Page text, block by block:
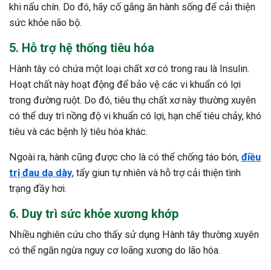
khi nấu chín. Do đó, hãy cố gắng ăn hành sống để cải thiện
sức khỏe não bộ.
5. Hỗ trợ hệ thống tiêu hóa
Hành tây có chứa một loại chất xơ có trong rau là Insulin.
Hoạt chất này hoạt động để bảo vệ các vi khuẩn có lợi
trong đường ruột. Do đó, tiêu thụ chất xơ này thường xuyên
có thể duy trì nồng độ vi khuẩn có lợi, hạn chế tiêu chảy, khó
tiêu và các bệnh lý tiêu hóa khác.
Ngoài ra, hành cũng được cho là có thể chống táo bón, điều
trị đau dạ dày, tẩy giun tự nhiên và hỗ trợ cải thiện tình
trạng đầy hơi.
6. Duy trì sức khỏe xương khớp
Nhiều nghiên cứu cho thấy sử dụng Hành tây thường xuyên
có thể ngăn ngừa nguy cơ loãng xương do lão hóa.